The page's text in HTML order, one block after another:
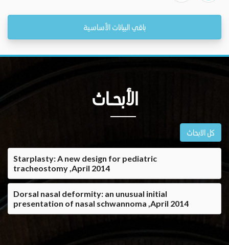
باقي البيانات الأساسية
الأبحــاث
كل الابحاث
Starplasty: A new design for pediatric
tracheostomy ,April 2014
Dorsal nasal deformity: an unusual initial
presentation of nasal schwannoma ,April 2014